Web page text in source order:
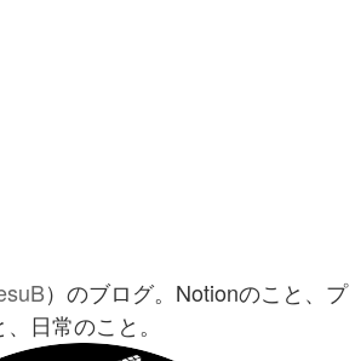
）のブログ。Notionのこと、プ
日常のこと。